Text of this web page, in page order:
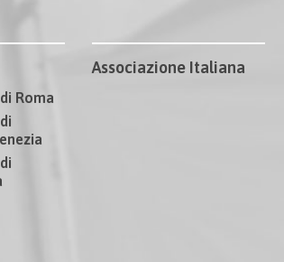
Roma
Associazione Italiana